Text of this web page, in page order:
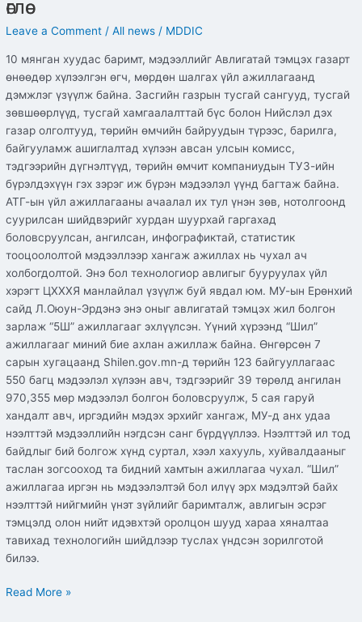
өглөө
Leave a Comment /All news / MDDIC
10 мянган хуудас баримт, мэдээллийг Авлигатай тэмцэх газарт
өнөөдөр хүлээлгэн өгч, мөрдөн шалгах үйл ажиллагаанд
дэмжлэг үзүүлж байна. Засгийн газрын тусгай сангууд, тусгай
зөвшөөрлүүд, тусгай хамгаалалттай бүс болон Нийслэл дэх
газар олголтууд, төрийн өмчийн байруудын түрээс, барилга,
байгууламж ашиглалтад хүлээн авсан улсын комисс,
тэдгээрийн дүгнэлтүүд, төрийн өмчит компаниудын ТУЗ-ийн
бүрэлдэхүүн гэх зэрэг иж бүрэн мэдээлэл үүнд багтаж байна.
АТГ-ын үйл ажиллагааны ачаалал их тул үнэн зөв, нотолгоонд
суурилсан шийдвэрийг хурдан шуурхай гаргахад
боловсруулсан, ангилсан, инфографиктай, статистик
тооцоололтой мэдээллээр хангаж ажиллах нь чухал ач
холбогдолтой. Энэ бол технологиор авлигыг бууруулах үйл
хэрэгт ЦХХХЯ манлайлал үзүүлж буй явдал юм. МУ-ын Ерөнхий
сайд Л.Оюун-Эрдэнэ энэ оныг авлигатай тэмцэх жил болгон
зарлаж “5Ш” ажиллагааг эхлүүлсэн. Үүний хүрээнд “Шил”
ажиллагааг миний бие ахлан ажиллаж байна. Өнгөрсөн 7
сарын хугацаанд Shilen.gov.mn-д төрийн 123 байгууллагаас
550 багц мэдээлэл хүлээн авч, тэдгээрийг 39 төрөлд ангилан
970,355 мөр мэдээлэл болгон боловсруулж, 5 сая гаруй
хандалт авч, иргэдийн мэдэх эрхийг хангаж, МУ-д анх удаа
нээлттэй мэдээллийн нэгдсэн санг бүрдүүллээ. Нээлттэй ил тод
байдлыг бий болгож хүнд суртал, хээл хахууль, хуйвалдааныг
таслан зогсооход та бидний хамтын ажиллагаа чухал. “Шил”
ажиллагаа иргэн нь мэдээлэлтэй бол илүү эрх мэдэлтэй байх
нээлттэй нийгмийн үнэт зүйлийг баримталж, авлигын эсрэг
тэмцэлд олон нийт идэвхтэй оролцон шууд хараа хяналтаа
тавихад технологийн шийдлээр туслах үндсэн зорилготой
билээ.
Read More »